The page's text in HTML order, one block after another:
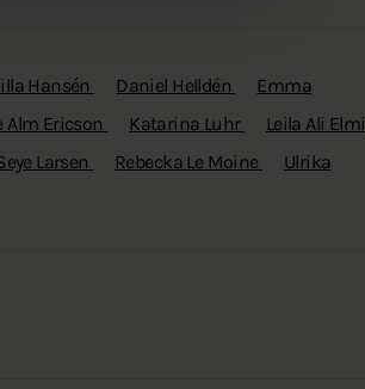
Hansén Daniel Helldén
Emma
Alm Ericson
Katarina Luhr
Leila Ali Elmi
Larsen
Rebecka Le Moine Ulrika